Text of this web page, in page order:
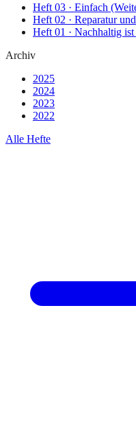
Heft 03 · Einfach
Heft 02 · Reparatur
Heft 01 · Nachhaltig
Archiv
2025
2024
2023
2022
Alle Hefte